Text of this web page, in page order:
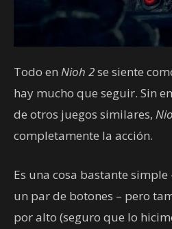
Todo en Nioh 2se siente
hay mucho que seguir. Sin
de otros juegos similares,
completamente la acción.
Es una cosa bastante
un par de botones – pero
por alto (seguro que lo